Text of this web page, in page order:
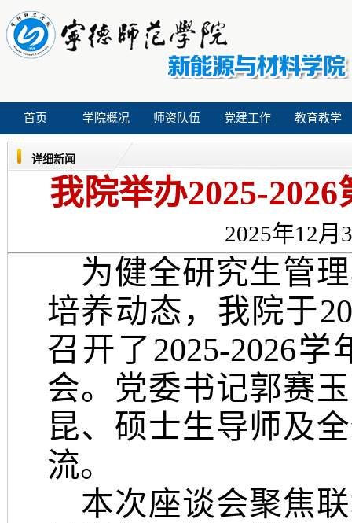
首页 学院概况 师资队伍 党建工作 教育教学
详细新闻
我院举办2025-
2025年12月
为健全研究生管
培养动态，我院于
召开了2025-2026
会。党委书记郭赛
昆、硕士生导师及
流。
本次座谈会聚焦